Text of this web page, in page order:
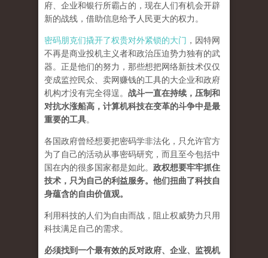
府、企业和银行所霸占的，现在人们有机会开辟
新的战线，借助信息给予人民更大的权力。
密码朋克们撬开了权贵对外紧锁的大门 ，因特网
不再是商业投机主义者和政治压迫势力独有的武
器。正是他们的努力，那些想把网络新技术仅仅
变成监控民众、卖网赚钱的工具的大企业和政府
机构才没有完全得逞。 战斗一直在持续，压制和
对抗水涨船高，计算机科技在变革的斗争中是最
重要的工具。
各国政府曾经想要把密码学非法化，只允许官方
为了自己的活动从事密码研究，而且至今包括中
国在内的很多国家都是如此。 政权想要牢牢抓住
技术，只为自己的利益服务。他们扭曲了科技自
身蕴含的自由价值观。
利用科技的人们为自由而战，阻止权威势力只用
科技满足自己的需求。
必须找到一个最有效的反对政府、企业、监视机